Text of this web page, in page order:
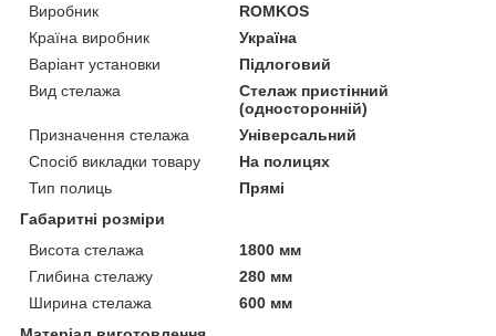
Виробник
ROMKOS
Країна виробник
Україна
Варіант установки
Підлоговий
Вид стелажа
Стелаж пристінний
(односторонній)
Призначення стелажа
Універсальний
Спосіб викладки товару
На полицях
Тип полиць
Прямі
Габаритні розміри
Висота стелажа
1800 мм
Глибина стелажу
280 мм
Ширина стелажа
600 мм